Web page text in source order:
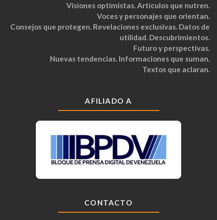
Visiones optimistas. Artículos que nutren.
Voces y personajes que orientan.
Consejos que protegen. Revelaciones exclusivas. Datos de
utilidad. Descubrimientos.
Futuro y perspectivas.
Nuevas tendencias. Informaciones que suman.
Textos que aclaran.
AFILIADO A
CONTACTO